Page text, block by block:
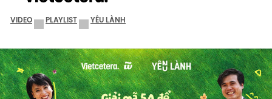
VIDEO PLAYLIST YÊU LÀNH